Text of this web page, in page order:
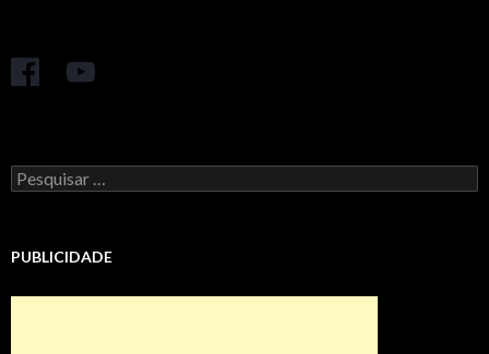
Pesquisar
por:
PUBLICIDADE